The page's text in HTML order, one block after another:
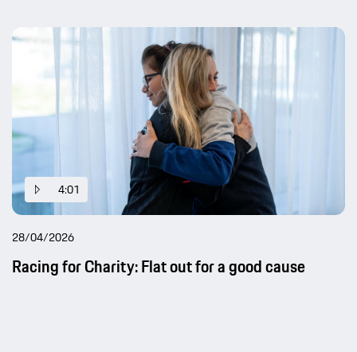
4:01
28/04/2026
Racing for Charity: Flat out for a good cause